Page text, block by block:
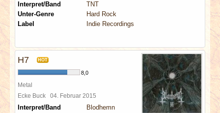
Interpret/Band
TNT
Unter-Genre
Hard Rock
Label
Indie Recordings
H7 HOT
8,0
Metal
Ecke Buck 04. Februar 2015
Interpret/Band
Blodhemn